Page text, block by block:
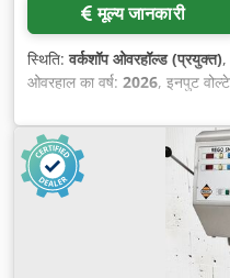
मूल्य जानकारी
स्थिति:वर्कशॉप ओवरहॉल्ड (प्रयुक्त),
ओवरहाल का वर्ष: 2026, इनपुट
640 मिमी, कुल ऊँचाई:1,650 मिमी,
50 Hz, खाली वजन: 285 किग्रा,